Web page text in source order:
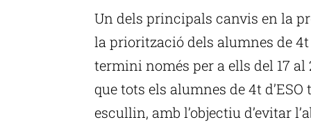
Un dels principals canvis en la
la priorització dels alumnes de
termini només per a ells del 17
que tots els alumnes de 4t
escullin, amb l’objectiu d’evitar